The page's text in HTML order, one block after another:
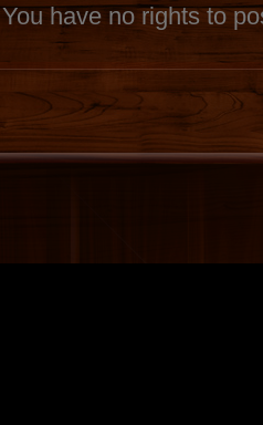
You have no rights to